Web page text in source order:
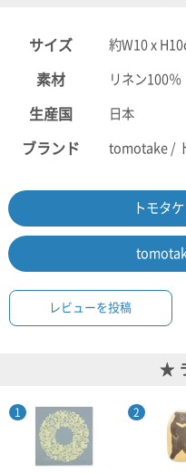
サイズ 約W10 x
素材 リネン100％
生産国 日本
ブランド tomotake /
トモタ
レビューを投稿